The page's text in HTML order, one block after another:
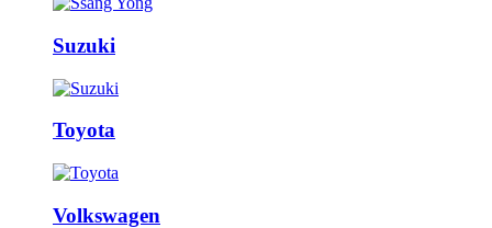
Suzuki
Toyota
Volkswagen